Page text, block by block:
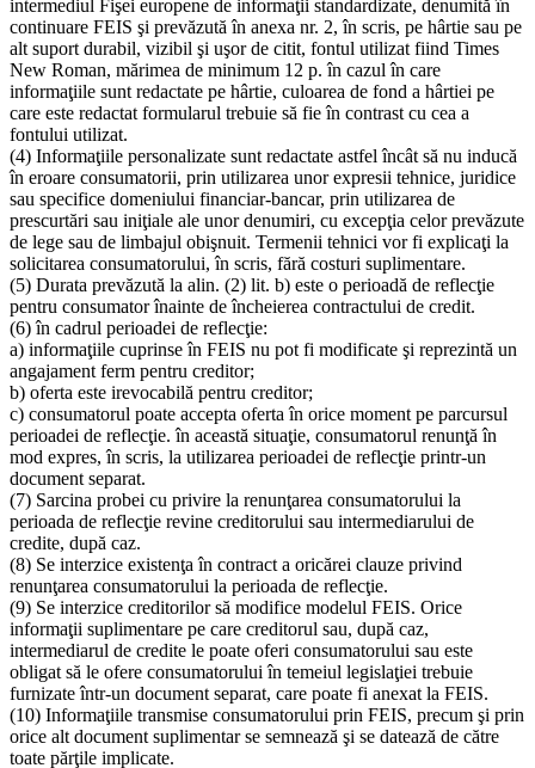
intermediul Fişei europene de informaţii standardizate, denumită în
continuare FEIS şi prevăzută în anexa nr. 2, în scris, pe hârtie sau pe
alt suport durabil, vizibil şi uşor de citit, fontul utilizat fiind Times
New Roman, mărimea de minimum 12 p. în cazul în care
informaţiile sunt redactate pe hârtie, culoarea de fond a hârtiei pe
care este redactat formularul trebuie să fie în contrast cu cea a
fontului utilizat.
(4) Informaţiile personalizate sunt redactate astfel încât să nu inducă
în eroare consumatorii, prin utilizarea unor expresii tehnice, juridice
sau specifice domeniului financiar-bancar, prin utilizarea de
prescurtări sau iniţiale ale unor denumiri, cu excepţia celor prevăzute
de lege sau de limbajul obişnuit. Termenii tehnici vor fi explicaţi la
solicitarea consumatorului, în scris, fără costuri suplimentare.
(5) Durata prevăzută la alin. (2) lit. b) este o perioadă de reflecţie
pentru consumator înainte de încheierea contractului de credit.
(6) în cadrul perioadei de reflecţie:
a) informaţiile cuprinse în FEIS nu pot fi modificate şi reprezintă un
angajament ferm pentru creditor;
b) oferta este irevocabilă pentru creditor;
c) consumatorul poate accepta oferta în orice moment pe parcursul
perioadei de reflecţie. în această situaţie, consumatorul renunţă în
mod expres, în scris, la utilizarea perioadei de reflecţie printr-un
document separat.
(7) Sarcina probei cu privire la renunţarea consumatorului la
perioada de reflecţie revine creditorului sau intermediarului de
credite, după caz.
(8) Se interzice existenţa în contract a oricărei clauze privind
renunţarea consumatorului la perioada de reflecţie.
(9) Se interzice creditorilor să modifice modelul FEIS. Orice
informaţii suplimentare pe care creditorul sau, după caz,
intermediarul de credite le poate oferi consumatorului sau este
obligat să le ofere consumatorului în temeiul legislaţiei trebuie
furnizate într-un document separat, care poate fi anexat la FEIS.
(10) Informaţiile transmise consumatorului prin FEIS, precum şi prin
orice alt document suplimentar se semnează şi se datează de către
toate părţile implicate.